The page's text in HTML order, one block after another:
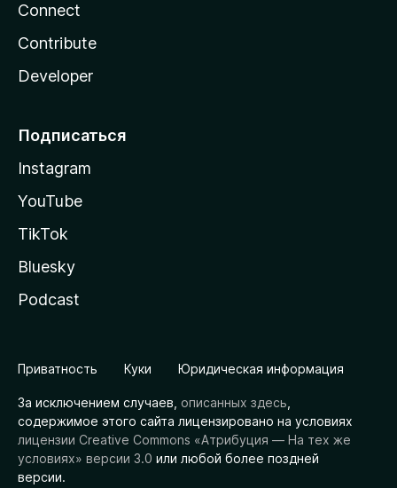
Connect
Contribute
Developer
Подписаться
Instagram
YouTube
TikTok
Bluesky
Podcast
Приватность Куки Юридическая информация
За исключением случаев, описанных здесь
содержимое этого сайта лицензировано на условиях
лицензии Creative Commons «Атрибуция — На тех же
условиях» версии 3.0 или любой более поздней
версии.